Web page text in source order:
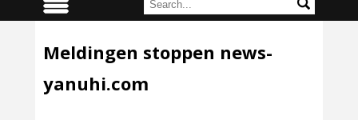
Meldingen stoppen news-
yanuhi.com